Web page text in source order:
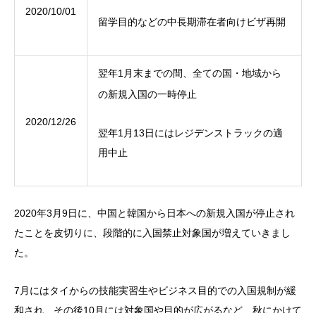
2020/10/01
留学目的などの中長期滞在者向けビザ再開
2020/12/26
翌年1月末までの間、全ての国・地域から
の新規入国の一時停止
翌年1月13日にはレジデンストラックの適
用中止
2020年3月9日に、中国と韓国から日本への新規入国が停止され
たことを皮切りに、段階的に入国禁止対象国が増えていきまし
た。
7月にはタイからの技能実習生やビジネス目的での入国規制が緩
和され、その後10月には対象国や目的が広がるなど、秋にかけて